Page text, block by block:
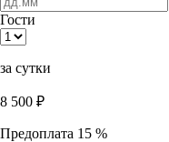
Гости
за сутки
8 500 ₽
Предоплата 15 %